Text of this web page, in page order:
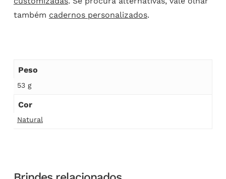
também cadernos personalizados.
Peso
53 g
Cor
Natural